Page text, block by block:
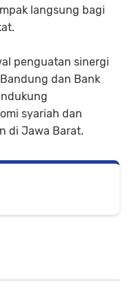
langsung bagi
penguatan sinergi
dan Bank
syariah dan
di Jawa Barat.